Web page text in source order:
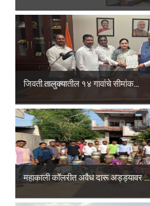
जिवती तालुक्यातील १४ गावांचे सीमांक...
महाकाली कॉलरीत अवैध दारू अड्ड्यावर ...